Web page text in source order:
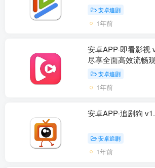
安卓追剧
1年前
安卓APP-即看影视
尽享全面高效流畅
安卓追剧
1年前
安卓APP-追剧狗
安卓追剧
1年前